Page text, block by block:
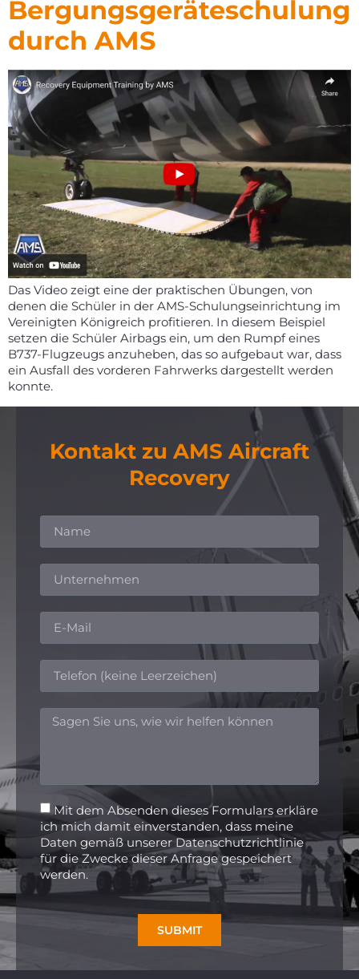
Bergungsgeräteschulung
durch AMS
Das Video zeigt eine der praktischen Übungen, von
denen die Schüler in der AMS-Schulungseinrichtung im
Vereinigten Königreich profitieren. In diesem Beispiel
setzen die Schüler Airbags ein, um den Rumpf eines
B737-Flugzeugs anzuheben, das so aufgebaut war, dass
ein Ausfall des vorderen Fahrwerks dargestellt werden
konnte.
Kontakt zu AMS Aircraft
Recovery
Mit dem Absenden dieses Formulars erkläre
ich mich damit einverstanden, dass meine
Daten gemäß unserer Datenschutzrichtlinie
für die Zwecke dieser Anfrage gespeichert
werden.
SUBMIT